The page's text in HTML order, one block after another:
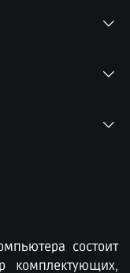
состоит
комплектующих,